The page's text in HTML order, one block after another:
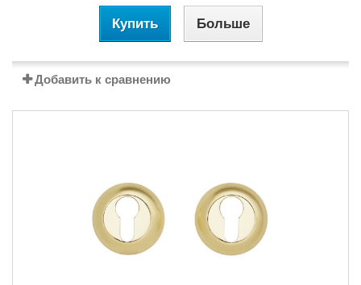
Купить Больше
Добавить к сравнению